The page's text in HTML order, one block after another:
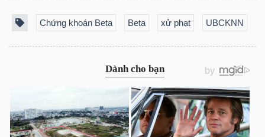
Chứng khoán Beta Beta xử phạt UBCKNN
DOANH
PHIẾU